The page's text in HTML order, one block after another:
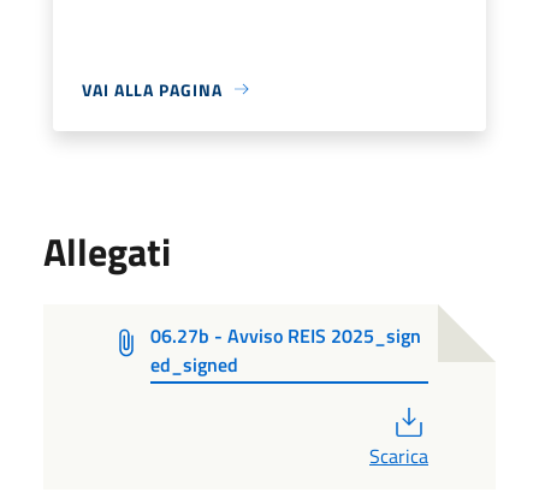
VAI ALLA PAGINA
Allegati
06.27b - Avviso REIS 2025_sign
ed_signed
Scarica